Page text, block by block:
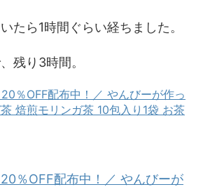
たら1時間ぐらい経ちました。
残り3時間。
％OFF配布中！／ やんびーが